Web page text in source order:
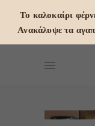
Το καλοκαίρι
Ανακάλυψε τα